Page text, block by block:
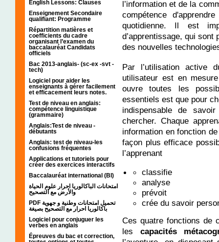
English Lessons: Clauses
Enseignement Secondaire
qualifiant: Programme
Répartition matières et
coefficients du cadre
organisant l’examen du
baccalauréat Candidats
officiels
Bac 2013-anglais- (sc-ex -svt -
tech)
Logiciel pour aider les
enseignants à gérer facilement
et efficacement leurs notes.
Test de niveau en anglais:
compétence linguistique
(grammaire)
Anglais:Test de niveau -
débutants
Anglais: test de niveau-les
confusions fréquentes
Applications et tutoriels pour
créer des exercices interactifs
Baccalauréat international (BI)
امتحانات الباكالوريا احرار علوم الحياة
والأرض مع التصحيح
PDF تحميل امتحانات وطنية و جهوية
باكالوريا احرار مع التصحيح بصيغة
Logiciel pour conjuguer les
verbes en anglais
Épreuves du bac et correction,
l’information et de la
compétence
quotidienne. Il est
d’apprentissage, qui sont
des nouvelles
Par l’utilisation active
utilisateur est en
ouvre toutes les
essentiels est que pour
indispensable de
chercher. Chaque
information en fonction
façon plus efficace
l’apprenant
classifie
analyse
prévoit
crée du savoir
Ces quatre fonctions de
les capacités